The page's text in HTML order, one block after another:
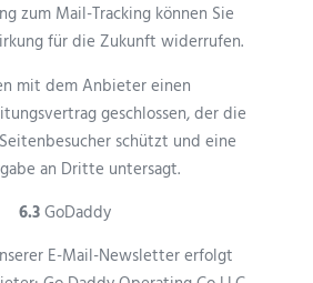
zum Mail-Tracking können Sie
für die Zukunft widerrufen.
mit dem Anbieter einen
geschlossen, der die
schützt und eine
an Dritte untersagt.
6.3GoDaddy
E-Mail-Newsletter erfolgt